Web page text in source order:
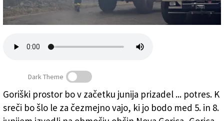
Med požari na Krasu so leta 2022 na pomoč pri gašenju
na Vrhu, v Dolu in Jamljah priskočili tudi gasilci iz
Slovenije (FOTODAMJ@N)
Dark Theme
Goriški prostor bo v začetku junija prizadel ... potres. K
sreči bo šlo le za čezmejno vajo, ki jo bodo med 5. in 8.